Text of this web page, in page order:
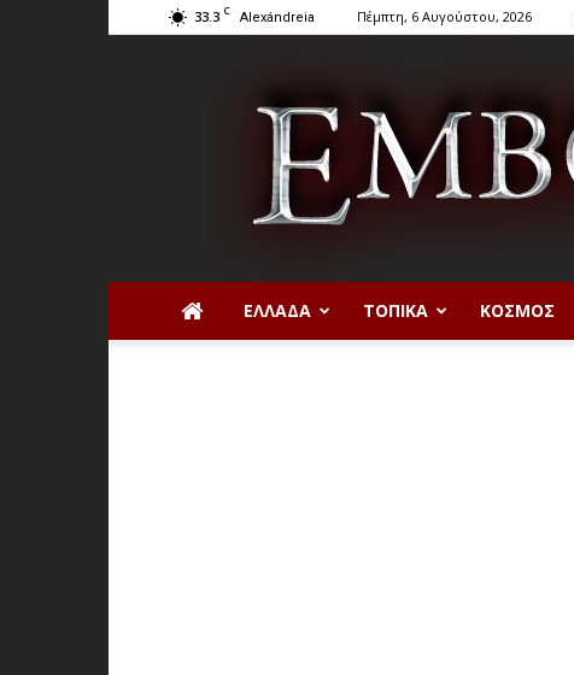
33.3 C Alexándreia Πέμπτη, 6 Αυγούστου, 2026
ΕΛΛΆΔΑ ΤΟΠΙΚΆ ΚΌΣΜΟΣ